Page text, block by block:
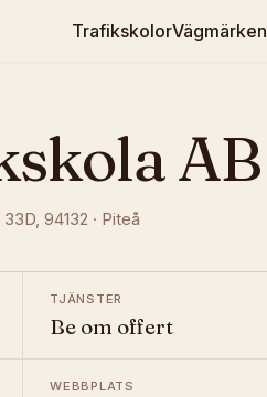
TrafikskolorVägmärken
AB
33D, 94132 · Piteå
TJÄNSTER
Be om offert
WEBBPLATS